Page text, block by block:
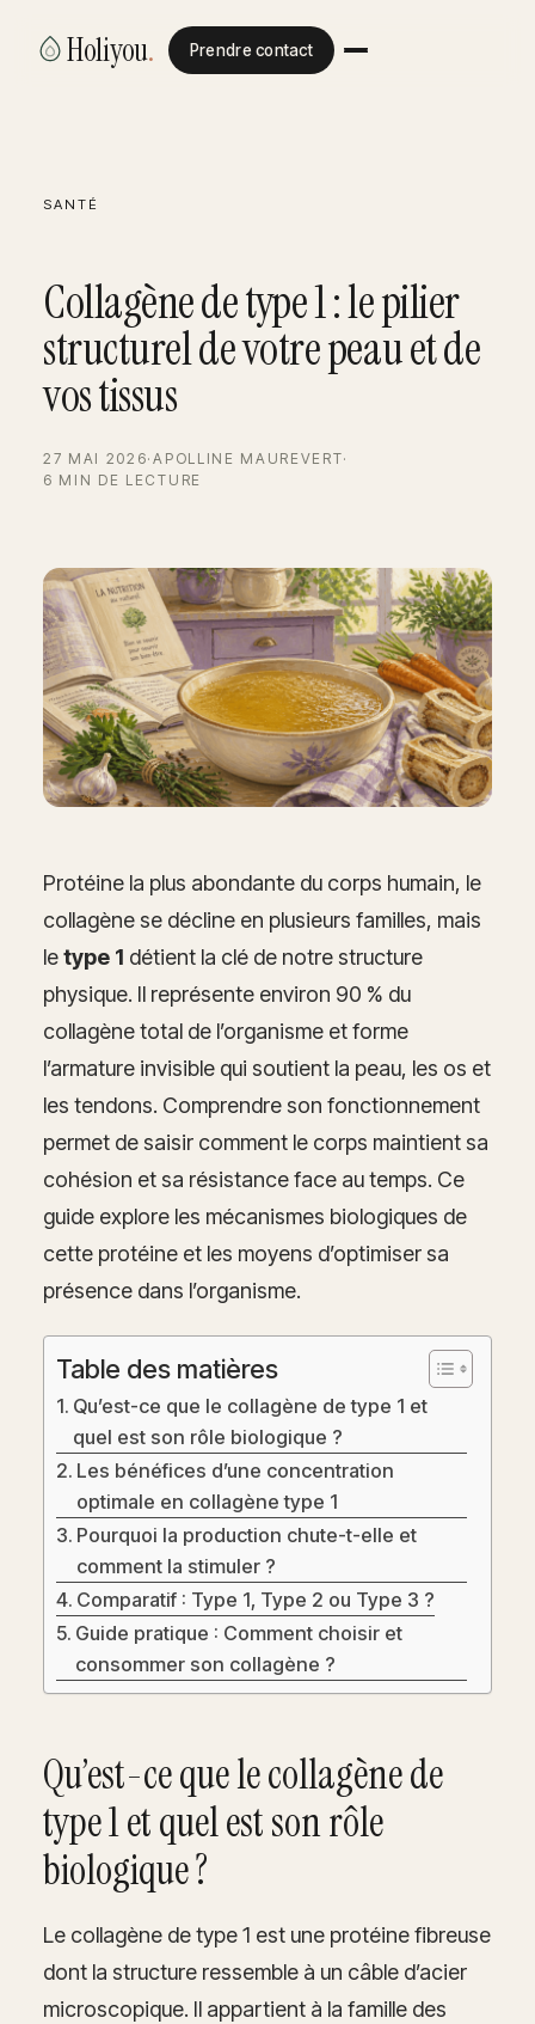
Holiyou. Prendre contact
SANTÉ
Collagène de type 1 : le pilier
structurel de votre peau et de
vos tissus
27 MAI 2026·APOLLINE MAUREVERT·
6 MIN DE LECTURE
Protéine la plus abondante du corps humain, le
collagène se décline en plusieurs familles, mais
letype 1 détient la clé de notre structure
physique. Il représente environ 90 % du
collagène total de l’organisme et forme
l’armature invisible qui soutient la peau, les os et
les tendons. Comprendre son fonctionnement
permet de saisir comment le corps maintient sa
cohésion et sa résistance face au temps. Ce
guide explore les mécanismes biologiques de
cette protéine et les moyens d’optimiser sa
présence dans l’organisme.
Table des matières
Qu’est-ce que le collagène de type 1 et
quel est son rôle biologique ?
Les bénéfices d’une concentration
optimale en collagène type 1
Pourquoi la production chute-t-elle et
comment la stimuler ?
Comparatif : Type 1, Type 2 ou Type 3 ?
Guide pratique : Comment choisir et
consommer son collagène ?
Qu’est-ce que le collagène de
type 1 et quel est son rôle
biologique ?
Le collagène de type 1 est une protéine fibreuse
dont la structure ressemble à un câble d’acier
microscopique. Il appartient à la famille des